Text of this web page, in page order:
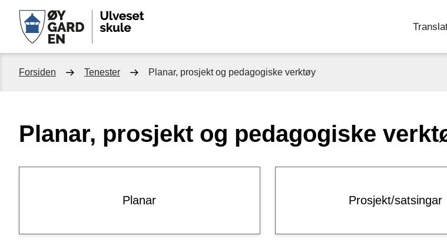
Ulveset
skule
Du
her:
Forsiden Tenester Planar, prosjekt og pedagogiske verktøy
Planar, prosjekt og pedagogiske
Planar Prosjekt/satsingar